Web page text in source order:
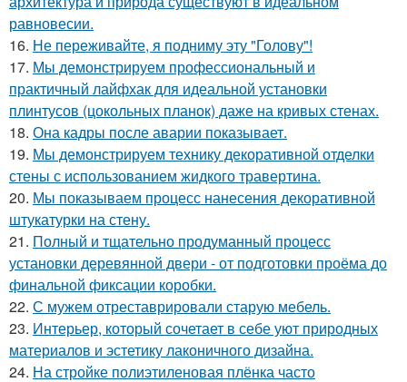
равновесии.
16. Не переживайте, я подниму эту "Голову"!
17. Мы демонстрируем профессиональный и
практичный лайфхак для идеальной установки
плинтусов (цокольных планок) даже на кривых стенах.
18. Она кадры после аварии показывает.
19. Мы демонстрируем технику декоративной отделки
стены с использованием жидкого травертина.
20. Мы показываем процесс нанесения декоративной
штукатурки на стену.
21. Полный и тщательно продуманный процесс
установки деревянной двери - от подготовки проёма до
финальной фиксации коробки.
22. С мужем отреставрировали старую мебель.
23. Интерьер, который сочетает в себе уют природных
материалов и эстетику лаконичного дизайна.
24. На стройке полиэтиленовая плёнка часто